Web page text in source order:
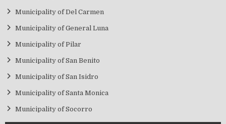
Municipality of Del Carmen
Municipality of General Luna
Municipality of Pilar
Municipality of San Benito
Municipality of San Isidro
Municipality of Santa Monica
Municipality of Socorro